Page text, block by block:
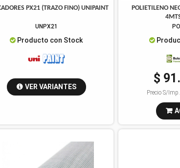
PX21 (TRAZO FINO) UNIPAINT
UNPX21
Producto con Stock
VER VARIANTES
POLIETILENO
$
Precio S/